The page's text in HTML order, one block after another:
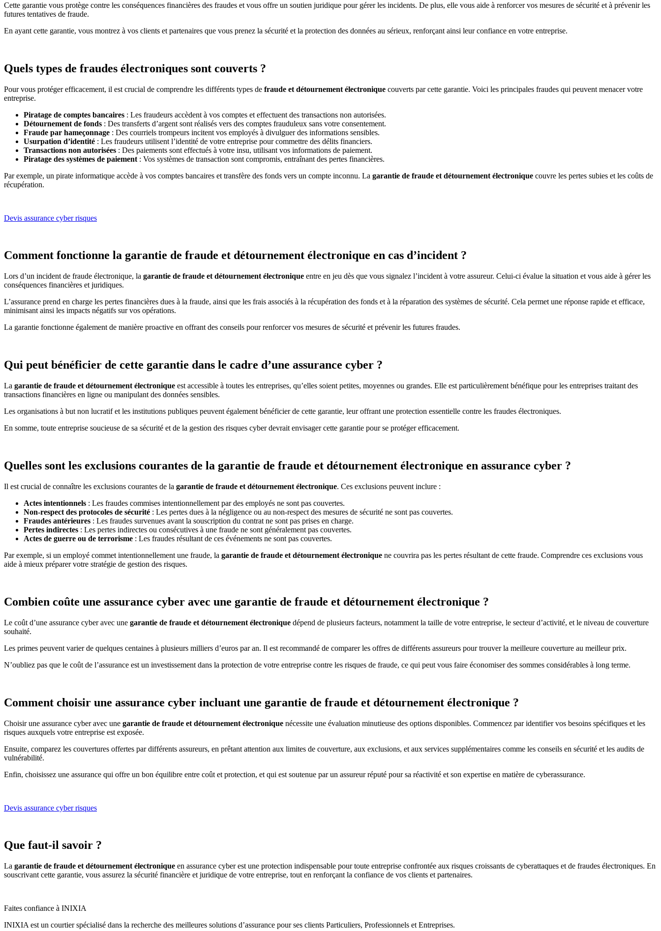
Cette garantie vous protège contre les conséquences financières des fraudes et vous offre un soutien juridique pour gérer les incidents. De plus, elle vous aide à renforcer vos mesures de sécurité et à prévenir les
futures tentatives de fraude.
En ayant cette garantie, vous montrez à vos clients et partenaires que vous prenez la sécurité et la protection des données au sérieux, renforçant ainsi leur confiance en votre entreprise.
Quels types de fraudes électroniques sont couverts ?
Pour vous protéger efficacement, il est crucial de comprendre les différents types de fraude et détournement électronique couverts par cette garantie. Voici les principales fraudes qui peuvent menacer votre
entreprise.
Piratage de comptes bancaires : Les fraudeurs accèdent à vos comptes et effectuent des transactions non autorisées.
Détournement de fonds : Des transferts d’argent sont réalisés vers des comptes frauduleux sans votre consentement.
Fraude par hameçonnage : Des courriels trompeurs incitent vos employés à divulguer des informations sensibles.
Usurpation d’identité : Les fraudeurs utilisent l’identité de votre entreprise pour commettre des délits financiers.
Transactions non autorisées : Des paiements sont effectués à votre insu, utilisant vos informations de paiement.
Piratage des systèmes de paiement : Vos systèmes de transaction sont compromis, entraînant des pertes financières.
Par exemple, un pirate informatique accède à vos comptes bancaires et transfère des fonds vers un compte inconnu. La garantie de fraude et détournement électronique couvre les pertes subies et les coûts de
récupération.
Devis assurance cyber risques
Comment fonctionne la garantie de fraude et détournement électronique en cas d’incident ?
Lors d’un incident de fraude électronique, la garantie de fraude et détournement électronique entre en jeu dès que vous signalez l’incident à votre assureur. Celui-ci évalue la situation et vous aide à gérer les
conséquences financières et juridiques.
L’assurance prend en charge les pertes financières dues à la fraude, ainsi que les frais associés à la récupération des fonds et à la réparation des systèmes de sécurité. Cela permet une réponse rapide et efficace,
minimisant ainsi les impacts négatifs sur vos opérations.
La garantie fonctionne également de manière proactive en offrant des conseils pour renforcer vos mesures de sécurité et prévenir les futures fraudes.
Qui peut bénéficier de cette garantie dans le cadre d’une assurance cyber ?
La garantie de fraude et détournement électronique est accessible à toutes les entreprises, qu’elles soient petites, moyennes ou grandes. Elle est particulièrement bénéfique pour les entreprises traitant des
transactions financières en ligne ou manipulant des données sensibles.
Les organisations à but non lucratif et les institutions publiques peuvent également bénéficier de cette garantie, leur offrant une protection essentielle contre les fraudes électroniques.
En somme, toute entreprise soucieuse de sa sécurité et de la gestion des risques cyber devrait envisager cette garantie pour se protéger efficacement.
Quelles sont les exclusions courantes de la garantie de fraude et détournement électronique en assurance cyber ?
Il est crucial de connaître les exclusions courantes de la garantie de fraude et détournement électronique. Ces exclusions peuvent inclure :
Actes intentionnels : Les fraudes commises intentionnellement par des employés ne sont pas couvertes.
Non-respect des protocoles de sécurité : Les pertes dues à la négligence ou au non-respect des mesures de sécurité ne sont pas couvertes.
Fraudes antérieures : Les fraudes survenues avant la souscription du contrat ne sont pas prises en charge.
Pertes indirectes : Les pertes indirectes ou consécutives à une fraude ne sont généralement pas couvertes.
Actes de guerre ou de terrorisme : Les fraudes résultant de ces événements ne sont pas couvertes.
Par exemple, si un employé commet intentionnellement une fraude, la garantie de fraude et détournement électronique ne couvrira pas les pertes résultant de cette fraude. Comprendre ces exclusions vous
aide à mieux préparer votre stratégie de gestion des risques.
Combien coûte une assurance cyber avec une garantie de fraude et détournement électronique ?
Le coût d’une assurance cyber avec une garantie de fraude et détournement électronique dépend de plusieurs facteurs, notamment la taille de votre entreprise, le secteur d’activité, et le niveau de couverture
souhaité.
Les primes peuvent varier de quelques centaines à plusieurs milliers d’euros par an. Il est recommandé de comparer les offres de différents assureurs pour trouver la meilleure couverture au meilleur prix.
N’oubliez pas que le coût de l’assurance est un investissement dans la protection de votre entreprise contre les risques de fraude, ce qui peut vous faire économiser des sommes considérables à long terme.
Comment choisir une assurance cyber incluant une garantie de fraude et détournement électronique ?
Choisir une assurance cyber avec une garantie de fraude et détournement électronique nécessite une évaluation minutieuse des options disponibles. Commencez par identifier vos besoins spécifiques et les
risques auxquels votre entreprise est exposée.
Ensuite, comparez les couvertures offertes par différents assureurs, en prêtant attention aux limites de couverture, aux exclusions, et aux services supplémentaires comme les conseils en sécurité et les audits de
vulnérabilité.
Enfin, choisissez une assurance qui offre un bon équilibre entre coût et protection, et qui est soutenue par un assureur réputé pour sa réactivité et son expertise en matière de cyberassurance.
Devis assurance cyber risques
Que faut-il savoir ?
La garantie de fraude et détournement électronique en assurance cyber est une protection indispensable pour toute entreprise confrontée aux risques croissants de cyberattaques et de fraudes électroniques. En
souscrivant cette garantie, vous assurez la sécurité financière et juridique de votre entreprise, tout en renforçant la confiance de vos clients et partenaires.
Faites confiance à INIXIA
INIXIA est un courtier spécialisé dans la recherche des meilleures solutions d’assurance pour ses clients Particuliers, Professionnels et Entreprises.